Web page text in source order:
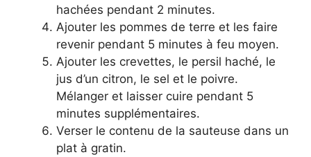
hachées pendant 2 minutes.
Ajouter les pommes de terre et les faire
revenir pendant 5 minutes à feu moyen.
Ajouter les crevettes, le persil haché, le
jus d’un citron, le sel et le poivre.
Mélanger et laisser cuire pendant 5
minutes supplémentaires.
Verser le contenu de la sauteuse dans un
plat à gratin.